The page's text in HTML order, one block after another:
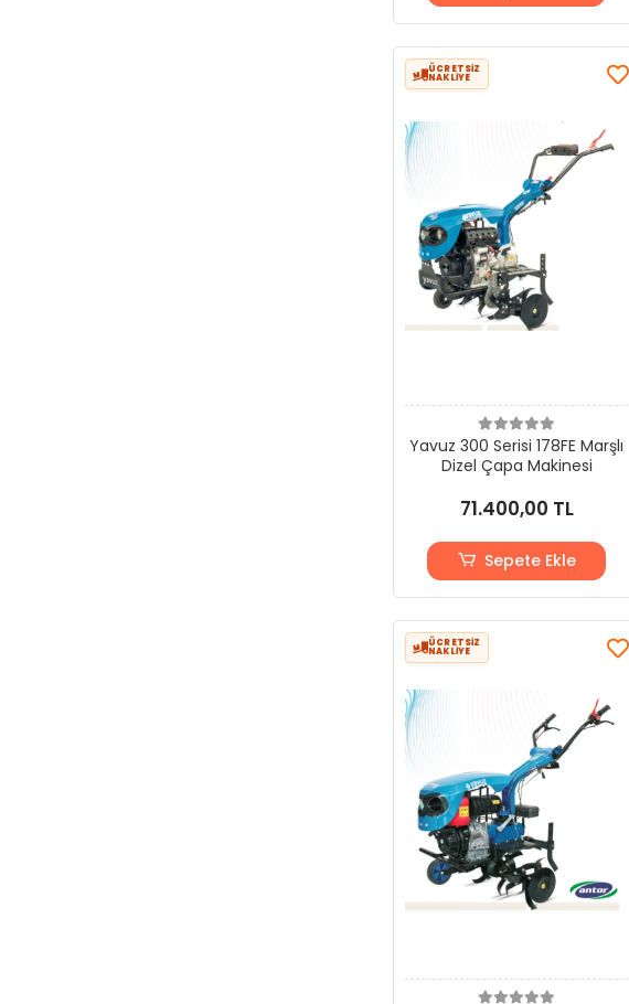
ÜCRETSİZ
NAKLİYE
Yavuz 300 Serisi 178FE Marşlı
Dizel Çapa Makinesi
71.400,00 TL
Sepete Ekle
ÜCRETSİZ
NAKLİYE